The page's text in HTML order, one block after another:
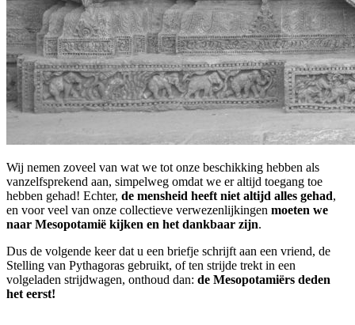
Wij nemen zoveel van wat we tot onze beschikking hebben als
vanzelfsprekend aan, simpelweg omdat we er altijd toegang toe
hebben gehad! Echter, de mensheid heeft niet altijd alles gehad,
en voor veel van onze collectieve verwezenlijkingen moeten we
naar Mesopotamië kijken en het dankbaar zijn.
Dus de volgende keer dat u een briefje schrijft aan een vriend, de
Stelling van Pythagoras gebruikt, of ten strijde trekt in een
volgeladen strijdwagen, onthoud dan: de Mesopotamiërs deden
het eerst!